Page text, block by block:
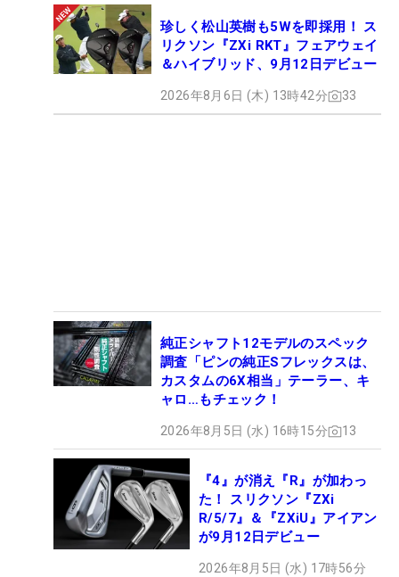
珍しく松山英樹も5Wを即採用！ ス
リクソン『ZXi RKT』フェアウェイ
＆ハイブリッド、9月12日デビュー
2026年8月6日 (木) 13時42分 33
純正シャフト12モデルのスペック
調査「ピンの純正Sフレックスは、
カスタムの6X相当」テーラー、キ
ャロ…もチェック！
2026年8月5日 (水) 16時15分 13
『4』が消え『R』が加わっ
た！ スリクソン『ZXi
R/5/7』＆『ZXiU』アイアン
が9月12日デビュー
2026年8月5日 (水) 17時56分